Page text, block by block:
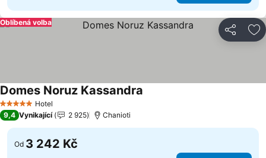
Sdílet
Oblíbená volba
5 Počet hvězdiček
Hotel
Domes Noruz Kassandra
9,4 Vynikající 2 925 Chanioti
Od 3 242 Kč